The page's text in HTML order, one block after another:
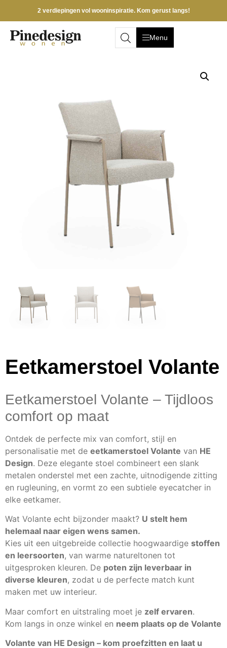
2 verdiepingen vol wooninspiratie. Kom gerust langs!
Menu
Eetkamerstoel Volante
Eetkamerstoel Volante – Tijdloos
comfort op maat
Ontdek de perfecte mix van comfort, stijl en
personalisatie met de eetkamerstoel Volante van HE
Design. Deze elegante stoel combineert een slank
metalen onderstel met een zachte, uitnodigende zitting
en rugleuning, en vormt zo een subtiele eyecatcher in
elke eetkamer.
Wat Volante echt bijzonder maakt? U stelt hem
helemaal naar eigen wens samen.
Kies uit een uitgebreide collectie hoogwaardige stoffen
en leersoorten, van warme natureltonen tot
uitgesproken kleuren. De poten zijn leverbaar in
diverse kleuren, zodat u de perfecte match kunt
maken met uw interieur.
Maar comfort en uitstraling moet je zelf ervaren.
Kom langs in onze winkel en neem plaats op de Volante
Volante van HE Design – kom proefzitten en laat u